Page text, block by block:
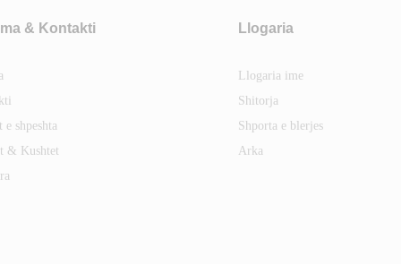
& Kontakti
e shpeshta
& Kushtet
Llogaria
Llogaria ime
Shitorja
Shporta e blerjes
Arka